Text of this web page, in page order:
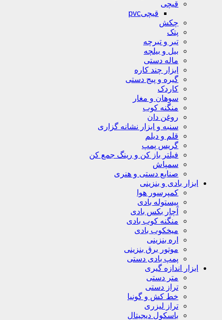
قیچی
قیچیpvc
چکش
پتک
تبر و تبرچه
بیل و بیلچه
ماله دستی
ابزار چند کاره
گیره و پیج دستی
کاردک
سوهان و مغار
منگنه کوب
روغن دان
سنبه و ابزار نشانه گزاری
قلم و دیلم
گریس پمپ
فیلتر باز کن و رینگ جمع کن
سمپاش
صنایع دستی و هنری
ابزار بادی و بنزینی
کمپرسور هوا
پیستوله بادی
آچار بکس بادی
منگنه کوب بادی
میخکوب بادی
اره بنزینی
موتور برق بنزینی
پمپ بادی دستی
ابزار اندازه گیری
متر دستی
تراز دستی
خط کش و گونیا
تراز لیزری
باسکول دیجیتال